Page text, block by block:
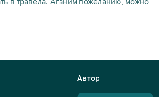
в травела. Аганим пожеланию, можно
Автор